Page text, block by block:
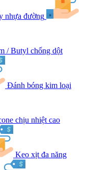
nhựa đường
/ Butyl chống dột
Đánh bóng kim loại
chịu nhiệt cao
Keo xịt đa năng